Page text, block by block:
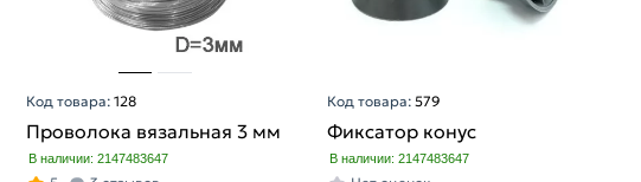
Код товара: 128
Проволока вязальная 3 мм
В наличии: 2147483647
Код товара:579
Фиксатор конус
В наличии: 2147483647